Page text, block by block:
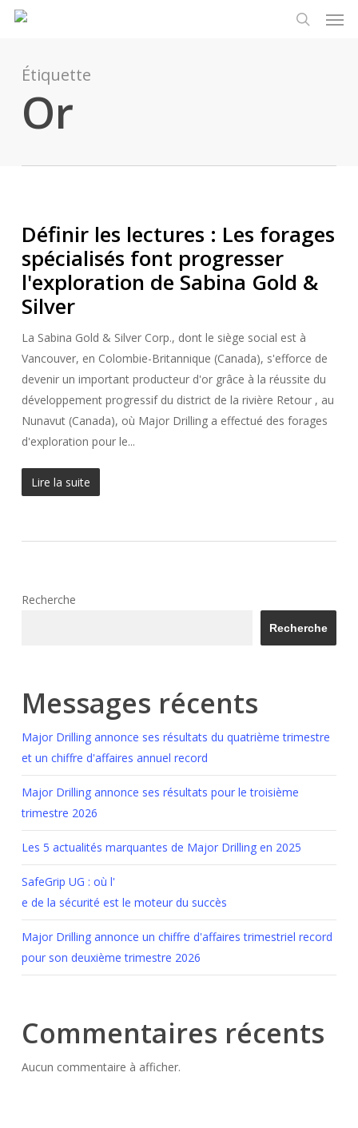
Skip
contentÉtiquette
Or
Définir les lectures : Les forages
spécialisés font progresser
l'exploration de Sabina Gold &
Silver
La Sabina Gold & Silver Corp., dont le siège social est à
Vancouver, en Colombie-Britannique (Canada), s'efforce de
devenir un important producteur d'or grâce à la réussite du
développement progressif du district de la rivière Retour , au
Nunavut (Canada), où Major Drilling a effectué des forages
d'exploration pour le...
Lire la suite
Recherche
Recherche
Messages récents
Major Drilling annonce ses résultats du quatrième trimestre
et un chiffre d'affaires annuel record
Major Drilling annonce ses résultats pour le troisième
trimestre 2026
Les 5 actualités marquantes de Major Drilling en 2025
SafeGrip UG : où l'
e de la sécurité est le moteur du succès
Major Drilling annonce un chiffre d'affaires trimestriel record
pour son deuxième trimestre 2026
Commentaires récents
Aucun commentaire à afficher.